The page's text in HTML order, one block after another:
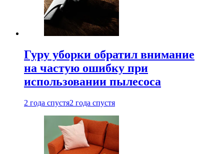
Гуру уборки обратил внимание
на частую ошибку при
использовании пылесоса
2 года спустя2 года спустя